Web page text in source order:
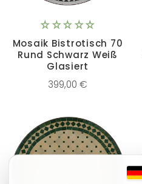
Mosaik Bistrotisch 70
Rund Schwarz Weiß
Glasiert
399,00 €